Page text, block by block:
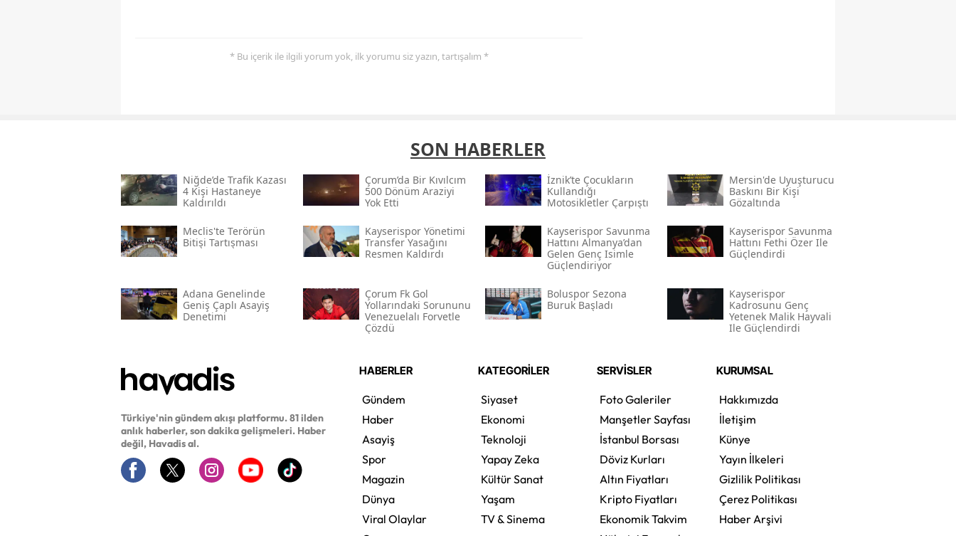
* Bu içerik ile ilgili yorum yok, ilk yorumu siz yazın, tartışalım *
SON HABERLER
Niğde’de Trafik Kazası
4 Kişi Hastaneye
Kaldırıldı
Çorum’da Bir Kıvılcım
500 Dönüm Araziyi
Yok Etti
İznik’te Çocukların
Kullandığı
Motosikletler Çarpıştı
Mersin'de Uyuşturucu
Baskını Bir Kişi
Gözaltında
Meclis'te Terörün
Bitişi Tartışması
Kayserispor Yönetimi
Transfer Yasağını
Resmen Kaldırdı
Kayserispor Savunma
Hattını Almanya’dan
Gelen Genç Isimle
Güçlendiriyor
Kayserispor Savunma
Hattını Fethi Özer Ile
Güçlendirdi
Adana Genelinde
Geniş Çaplı Asayiş
Denetimi
Çorum Fk Gol
Yollarındaki Sorununu
Venezuelalı Forvetle
Çözdü
Boluspor Sezona
Buruk Başladı
Kayserispor
Kadrosunu Genç
Yetenek Malik Hayvali
Ile Güçlendirdi
Türkiye'nin gündem akışı platformu. 81 ilden
anlık haberler, son dakika gelişmeleri. Haber
değil, Havadis al.
HABERLER
Gündem
Haber
Asayiş
Spor
Magazin
Dünya
Viral Olaylar
KATEGORİLER
Siyaset
Ekonomi
Teknoloji
Yapay Zeka
Kültür Sanat
Yaşam
TV & Sinema
SERVİSLER
Foto Galeriler
Manşetler Sayfası
İstanbul Borsası
Döviz Kurları
Altın Fiyatları
Kripto Fiyatları
Ekonomik Takvim
KURUMSAL
Hakkımızda
İletişim
Künye
Yayın İlkeleri
Gizlilik Politikası
Çerez Politikası
Haber Arşivi